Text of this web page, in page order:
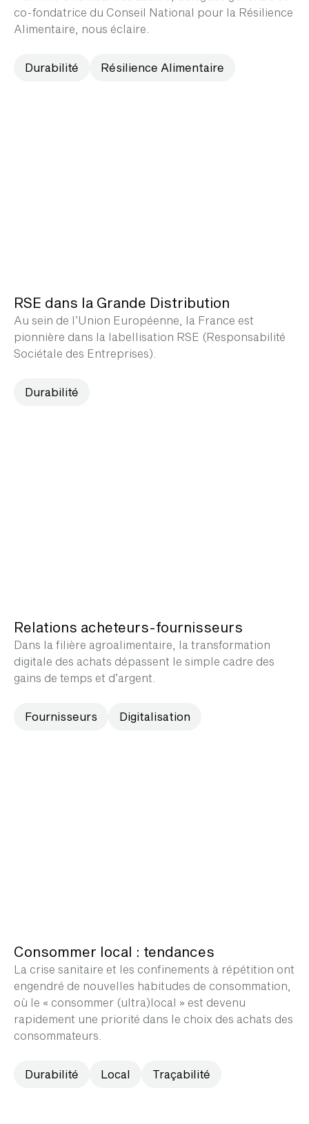
co-fondatrice du Conseil National pour la Résilience
Alimentaire, nous éclaire.
Durabilité Résilience Alimentaire
RSE dans la Grande Distribution
Au sein de l’Union Européenne, la France est
pionnière dans la labellisation RSE (Responsabilité
Sociétale des Entreprises).
Durabilité
Relations acheteurs-fournisseurs
Dans la filière agroalimentaire, la transformation
digitale des achats dépassent le simple cadre des
gains de temps et d’argent.
Fournisseurs Digitalisation
Consommer local : tendances
La crise sanitaire et les confinements à répétition ont
engendré de nouvelles habitudes de consommation,
où le « consommer (ultra)local » est devenu
rapidement une priorité dans le choix des achats des
consommateurs.
Durabilité Local Traçabilité